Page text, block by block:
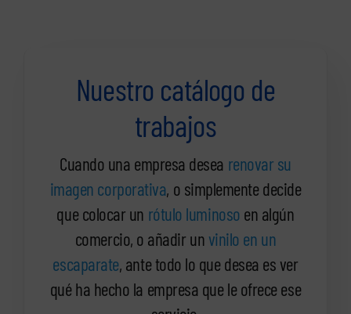
Nuestro catálogo de
trabajos
Cuando una empresa desea renovar su
imagen corporativa, o simplemente decide
que colocar un rótulo luminoso en algún
comercio, o añadir unvinilo en un
escaparate, ante todo lo que desea es ver
qué ha hecho la empresa que le ofrece ese